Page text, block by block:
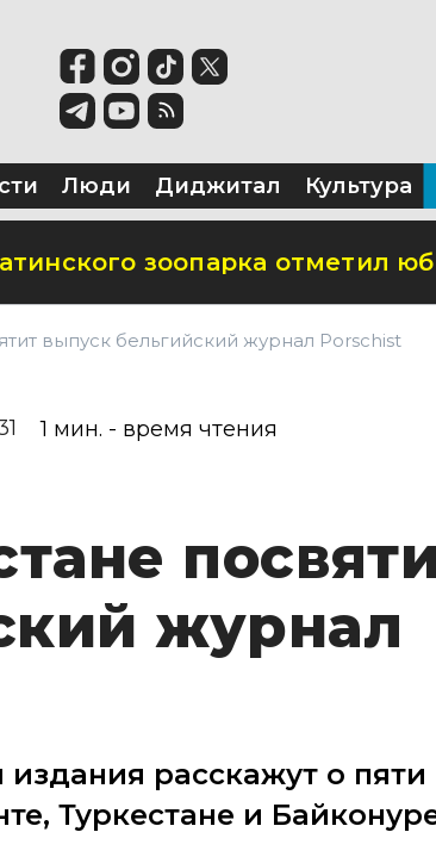
Люди Диджитал Культура
бумагу из травы
визит-центр
зоопарка отметил
выпуск бельгийский журнал Porschist
1 мин. - время чтения
журнал
расскажут о пяти
Туркестане и